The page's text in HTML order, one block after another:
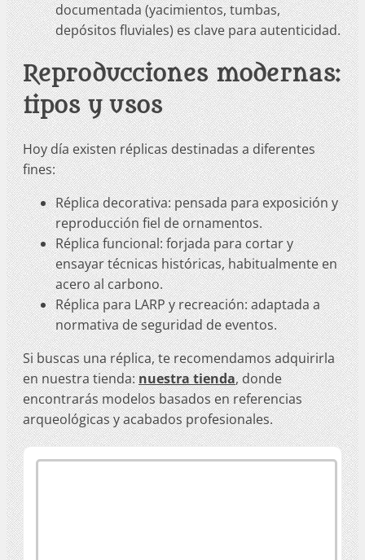
documentada (yacimientos, tumbas,
depósitos fluviales) es clave para autenticidad.
Reproducciones modernas:
tipos y usos
Hoy día existen réplicas destinadas a diferentes
fines:
Réplica decorativa: pensada para exposición y
reproducción fiel de ornamentos.
Réplica funcional: forjada para cortar y
ensayar técnicas históricas, habitualmente en
acero al carbono.
Réplica para LARP y recreación: adaptada a
normativa de seguridad de eventos.
Si buscas una réplica, te recomendamos adquirirla
en nuestra tienda:nuestra tienda, donde
encontrarás modelos basados en referencias
arqueológicas y acabados profesionales.